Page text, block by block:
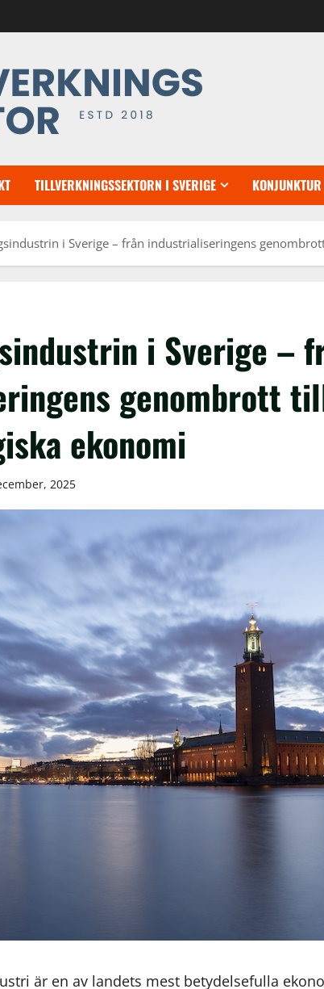
TILLVERKNINGSSEKTORN I SVERIGE
i Sverige – från industrialiseringens
i Sverige –
genombrott
ekonomi
2025
är en av landets mest betydelsefulla